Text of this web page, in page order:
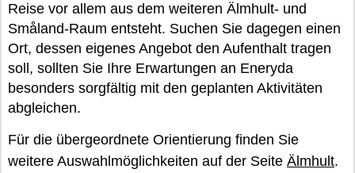
Reise vor allem aus dem weiteren Älmhult- und
Småland-Raum entsteht. Suchen Sie dagegen einen
Ort, dessen eigenes Angebot den Aufenthalt tragen
soll, sollten Sie Ihre Erwartungen an Eneryda
besonders sorgfältig mit den geplanten Aktivitäten
abgleichen.
Für die übergeordnete Orientierung finden Sie
weitere Auswahlmöglichkeiten auf der Seite Älmhult.